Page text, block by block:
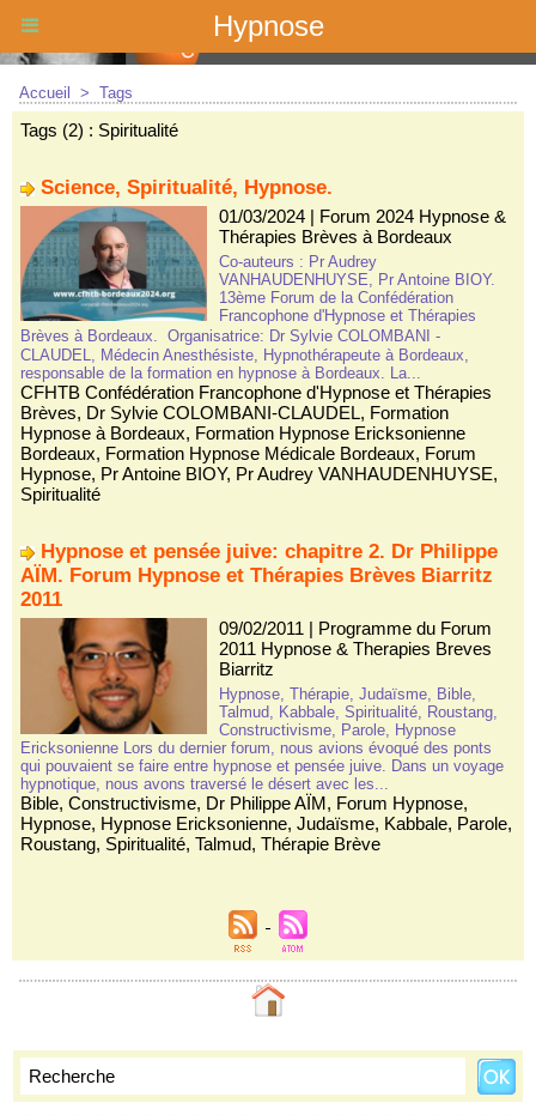
Hypnose
Accueil > Tags
Tags (2) : Spiritualité
Science, Spiritualité, Hypnose.
01/03/2024| Forum 2024 Hypnose &
Thérapies Brèves à Bordeaux
Co-auteurs : Pr Audrey
VANHAUDENHUYSE, Pr Antoine BIOY.
13ème Forum de la Confédération
Francophone d'Hypnose et Thérapies
Brèves à Bordeaux. Organisatrice: Dr Sylvie COLOMBANI -
CLAUDEL, Médecin Anesthésiste, Hypnothérapeute à Bordeaux,
responsable de la formation en hypnose à Bordeaux. La...
CFHTB Confédération Francophone d'Hypnose et Thérapies
Brèves, Dr Sylvie COLOMBANI-CLAUDEL, Formation
Hypnose à Bordeaux, Formation Hypnose Ericksonienne
Bordeaux, Formation Hypnose Médicale Bordeaux, Forum
Hypnose, Pr Antoine BIOY, Pr Audrey VANHAUDENHUYSE,
Spiritualité
Hypnose et pensée juive: chapitre 2. Dr Philippe
AÏM. Forum Hypnose et Thérapies Brèves Biarritz
2011
09/02/2011 | Programme du Forum
2011 Hypnose & Therapies Breves
Biarritz
Hypnose, Thérapie, Judaïsme, Bible,
Talmud, Kabbale, Spiritualité, Roustang,
Constructivisme, Parole, Hypnose
Ericksonienne Lors du dernier forum, nous avions évoqué des ponts
qui pouvaient se faire entre hypnose et pensée juive. Dans un voyage
hypnotique, nous avons traversé le désert avec les...
Bible, Constructivisme, Dr Philippe AÏM, Forum Hypnose,
Hypnose, Hypnose Ericksonienne, Judaïsme, Kabbale, Parole,
Roustang, Spiritualité, Talmud, Thérapie Brève